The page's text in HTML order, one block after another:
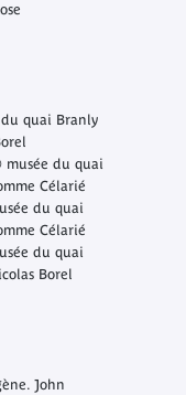
quai Branly
du quai
Célarié
du quai
Célarié
du quai
Borel
John